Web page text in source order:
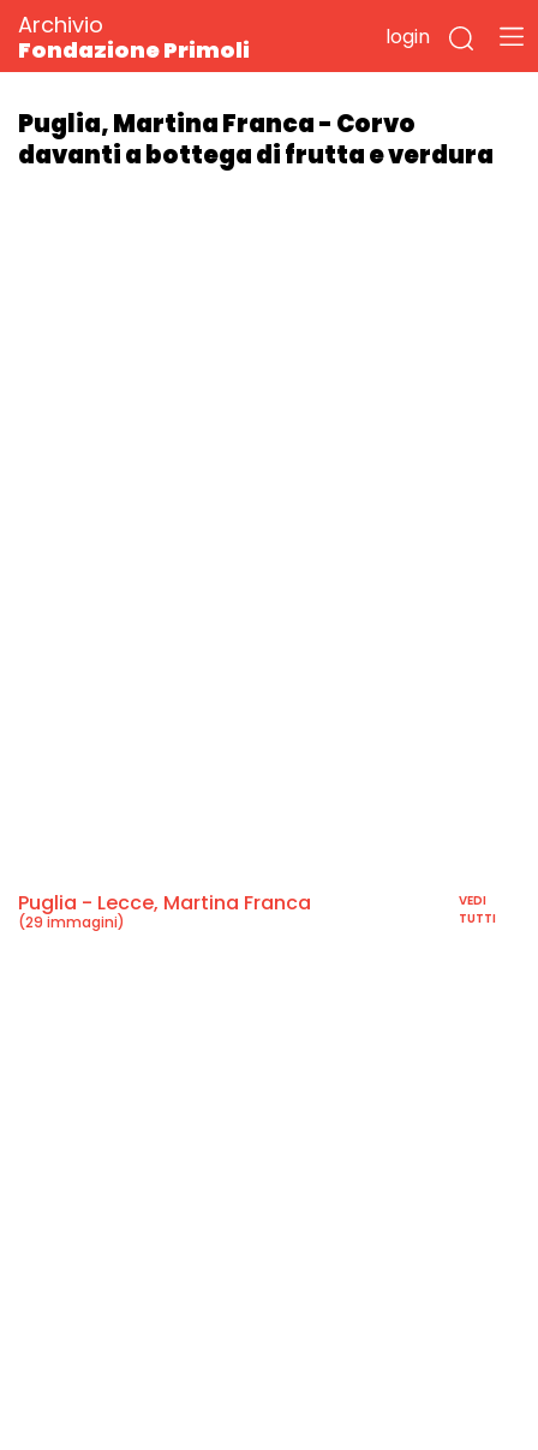
Archivio
Fondazione Primoli
login
Puglia, Martina Franca - Corvo
davanti a bottega di frutta e verdura
Puglia - Lecce, Martina Franca
(29 immagini)
VEDI
TUTTI